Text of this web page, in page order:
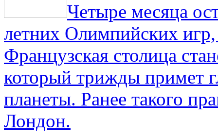
Четыре месяца
летних Олимпийских
Французская столица
который трижды примет
планеты. Ранее такого
Лондон.